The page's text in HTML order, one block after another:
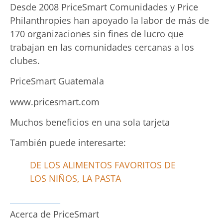
Desde 2008 PriceSmart Comunidades y Price
Philanthropies han apoyado la labor de más de
170 organizaciones sin fines de lucro que
trabajan en las comunidades cercanas a los
clubes.
PriceSmart Guatemala
www.pricesmart.com
Muchos beneficios en una sola tarjeta
También puede interesarte:
DE LOS ALIMENTOS FAVORITOS DE
LOS NIÑOS, LA PASTA
Acerca de PriceSmart